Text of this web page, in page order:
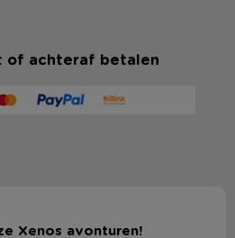
of achteraf betalen
Xenos avonturen!